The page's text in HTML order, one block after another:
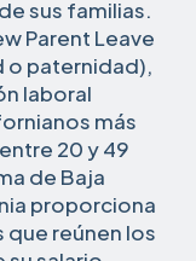
sus familias.
Parent Leave
o paternidad),
laboral
más
20 y 49
de Baja
proporciona
que reúnen los